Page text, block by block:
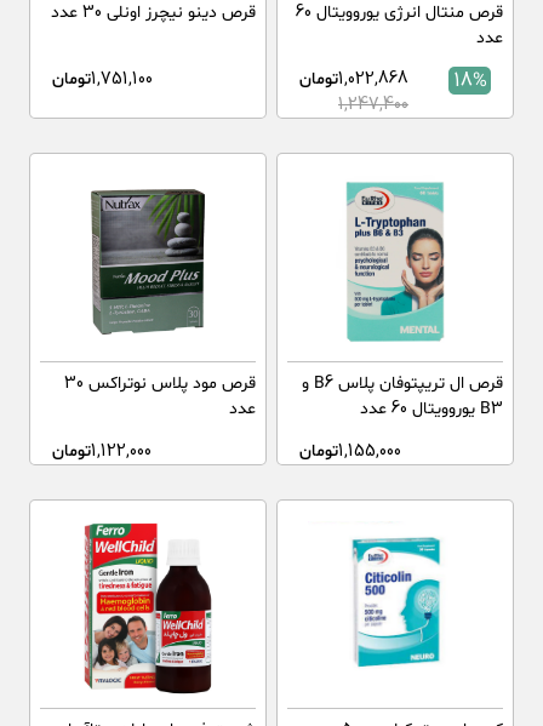
قرص منتال انرژی یوروویتال 60
عدد
18%
1,022,868تومان
1,247,400
قرص دینو نیچرز اونلی 30 عدد
1,751,100تومان
قرص ال تریپتوفان پلاس B6 و
B3 یوروویتال 60 عدد
1,155,000تومان
قرص مود پلاس نوتراکس 30
عدد
1,122,000تومان